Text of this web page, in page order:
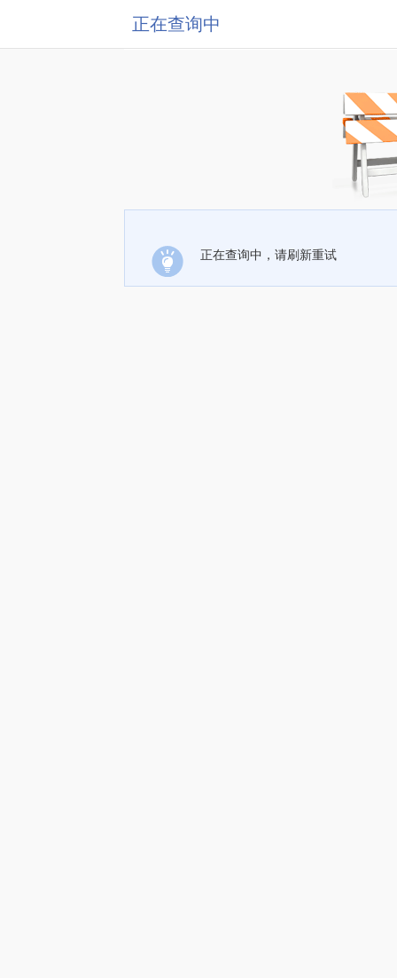
正在查询中
正在查询中，请刷新重试